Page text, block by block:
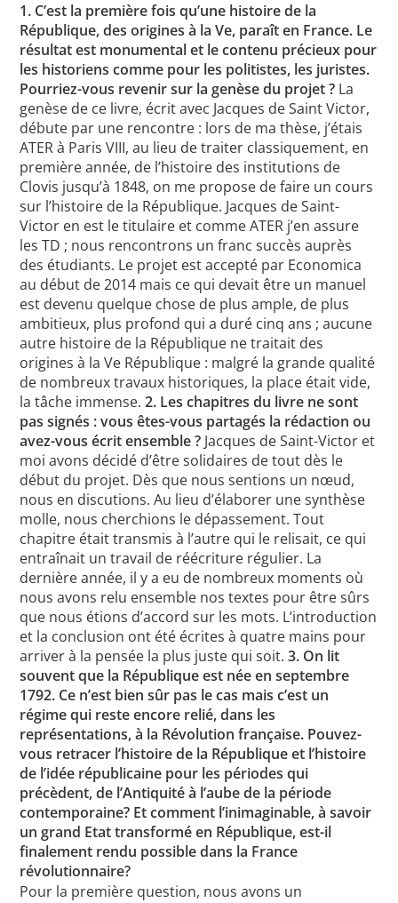
1. C’est la première fois qu’une histoire de la
République, des origines à la Ve, paraît en France. Le
résultat est monumental et le contenu précieux pour
les historiens comme pour les politistes, les juristes.
Pourriez-vous revenir sur la genèse du projet ? La
genèse de ce livre, écrit avec Jacques de Saint Victor,
débute par une rencontre : lors de ma thèse, j’étais
ATER à Paris VIII, au lieu de traiter classiquement, en
première année, de l’histoire des institutions de
Clovis jusqu’à 1848, on me propose de faire un cours
sur l’histoire de la République. Jacques de Saint-
Victor en est le titulaire et comme ATER j’en assure
les TD ; nous rencontrons un franc succès auprès
des étudiants. Le projet est accepté par Economica
au début de 2014 mais ce qui devait être un manuel
est devenu quelque chose de plus ample, de plus
ambitieux, plus profond qui a duré cinq ans ; aucune
autre histoire de la République ne traitait des
origines à la Ve République : malgré la grande qualité
de nombreux travaux historiques, la place était vide,
la tâche immense.2. Les chapitres du livre ne sont
pas signés : vous êtes-vous partagés la rédaction ou
avez-vous écrit ensemble ? Jacques de Saint-Victor et
moi avons décidé d’être solidaires de tout dès le
début du projet. Dès que nous sentions un nœud,
nous en discutions. Au lieu d’élaborer une synthèse
molle, nous cherchions le dépassement. Tout
chapitre était transmis à l’autre qui le relisait, ce qui
entraînait un travail de réécriture régulier. La
dernière année, il y a eu de nombreux moments où
nous avons relu ensemble nos textes pour être sûrs
que nous étions d’accord sur les mots. L’introduction
et la conclusion ont été écrites à quatre mains pour
arriver à la pensée la plus juste qui soit.3. On lit
souvent que la République est née en septembre
1792. Ce n’est bien sûr pas le cas mais c’est un
régime qui reste encore relié, dans les
représentations, à la Révolution française. Pouvez-
vous retracer l’histoire de la République et l’histoire
de l’idée républicaine pour les périodes qui
précèdent, de l’Antiquité à l’aube de la période
contemporaine? Et comment l’inimaginable, à savoir
un grand Etat transformé en République, est-il
finalement rendu possible dans la France
révolutionnaire?
Pour la première question, nous avons un